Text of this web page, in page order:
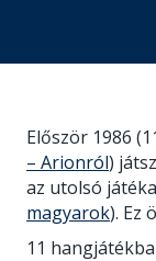
Először 1986
– Arionról)
az utolsó
magyarok). Ez
11